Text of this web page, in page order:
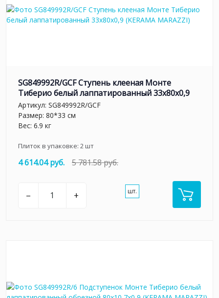
SG849992R/GCF Ступень клееная Монте
Тиберио белый лаппатированный 33x80x0,9
Артикул: SG849992R/GCF
Размер: 80*33 см
Вес: 6.9 кг
Плиток в упаковке: 2шт
4 614.04 руб. 5 781.58 руб.
– + шт.